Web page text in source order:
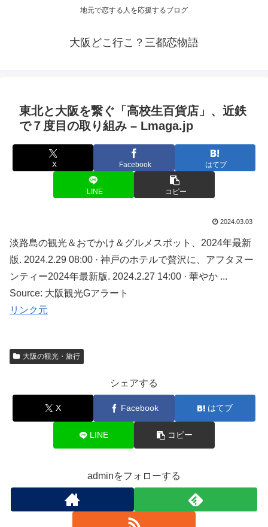
地元で恋する人を応援するブログ
大阪どこ行こ？三都恋物語
東北と大阪を繋ぐ「高校生百貨店」、近鉄
で７度目の取り組み – Lmaga.jp
X Facebook はてブ
LINE コピー
2024.03.03
淡路島の観光＆おでかけ＆グルメスポット、2024年最新
版. 2024.2.29 08:00 · 神戸のホテルで贅沢に、アフタヌー
ンティー2024年最新版. 2024.2.27 14:00 · 華やか ...
Source: 大阪観光Gアラート
リンク元
大阪の観光・旅行
シェアする
X Facebook はてブ
LINE コピー
adminをフォローする